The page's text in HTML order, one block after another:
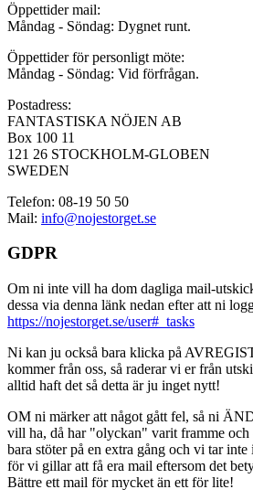
Öppettider mail:
Måndag - Söndag: Dygnet runt.
Öppettider för personligt möte:
Måndag - Söndag: Vid förfrågan.
Postadress:
FANTASTISKA NÖJEN AB
Box 100 11
121 26 STOCKHOLM-GLOBEN
SWEDEN
Telefon: 08-19 50 50
Mail: info@nojestorget.se
GDPR
Om ni inte vill ha dom dagliga mail-
dessa via denna länk nedan efter att ni
https://nojestorget.se/user#_tasks
Ni kan ju också bara klicka på
kommer från oss, så raderar vi er från
alltid haft det så detta är ju inget nytt!
OM ni märker att något gått fel, så ni
vill ha, då har "olyckan" varit framme
bara stöter på en extra gång och vi tar
för vi gillar att få era mail eftersom det
Bättre ett mail för mycket än ett för lite!